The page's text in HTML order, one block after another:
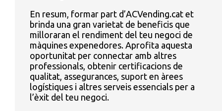
En resum, formar part d’ACVending.cat et
brinda una gran varietat de beneficis que
milloraran el rendiment del teu negoci de
màquines expenedores. Aprofita aquesta
oportunitat per connectar amb altres
professionals, obtenir certificacions de
qualitat, assegurances, suport en àrees
logístiques i altres serveis essencials per a
l’èxit del teu negoci.